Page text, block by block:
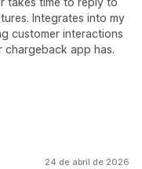
Integrates into my
customer interactions
app has.
24 de abril de 2026